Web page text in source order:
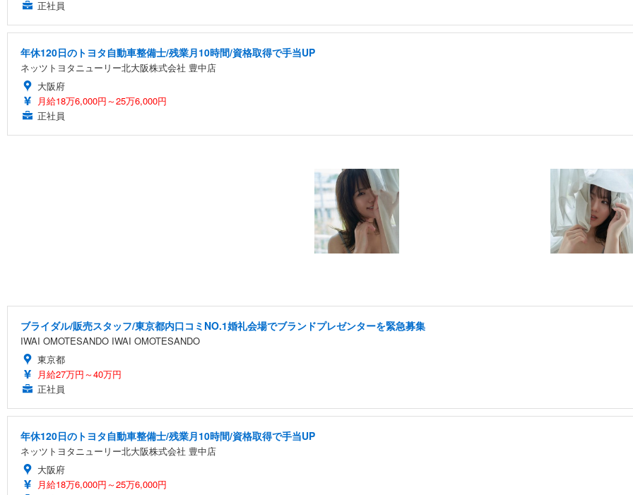
正社員
年休120日のトヨタ自動車整備士/残業月10時間/資格取得で手当UP
ネッツトヨタニューリー北大阪株式会社 豊中店
大阪府
月給18万6,000円～25万6,000円
正社員
ブライダル/販売スタッフ/東京都内口コミNO.1婚礼会場でブランドプレゼンターを緊急募集
IWAI OMOTESANDO IWAI OMOTESANDO
東京都
月給27万円～40万円
正社員
年休120日のトヨタ自動車整備士/残業月10時間/資格取得で手当UP
ネッツトヨタニューリー北大阪株式会社 豊中店
大阪府
月給18万6,000円～25万6,000円